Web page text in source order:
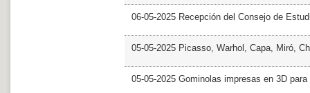
06-05-2025 Recepción del Consejo de
05-05-2025 Picasso, Warhol, Capa, Miró,
05-05-2025 Gominolas impresas en 3D